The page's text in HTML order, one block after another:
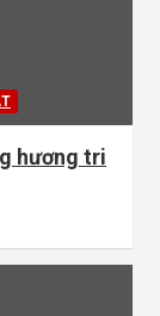
hương tri